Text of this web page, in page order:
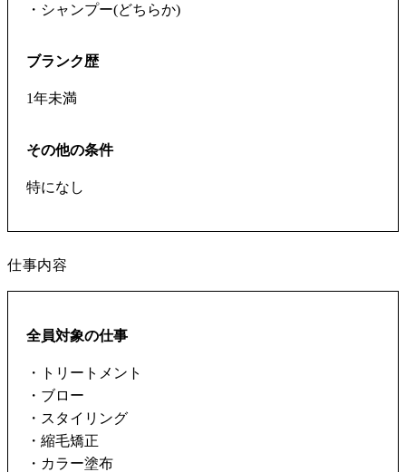
・シャンプー(どちらか)
ブランク歴
1年未満
その他の条件
特になし
仕事内容
全員対象の仕事
・トリートメント
・ブロー
・スタイリング
・縮毛矯正
・カラー塗布